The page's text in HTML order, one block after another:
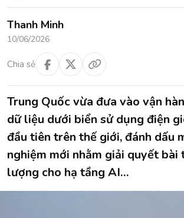
Thanh Minh
10/06/2026
Chia sẻ
Trung Quốc vừa đưa vào vận
dữ liệu dưới biển sử dụng điện
đầu tiên trên thế giới, đánh dấu
nghiệm mới nhằm giải quyết bài
lượng cho hạ tầng AI…